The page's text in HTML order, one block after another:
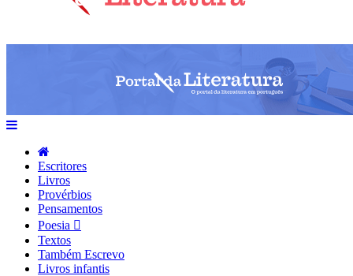
Escritores
Livros
Provérbios
Pensamentos
Poesia
Textos
Também Escrevo
Livros infantis